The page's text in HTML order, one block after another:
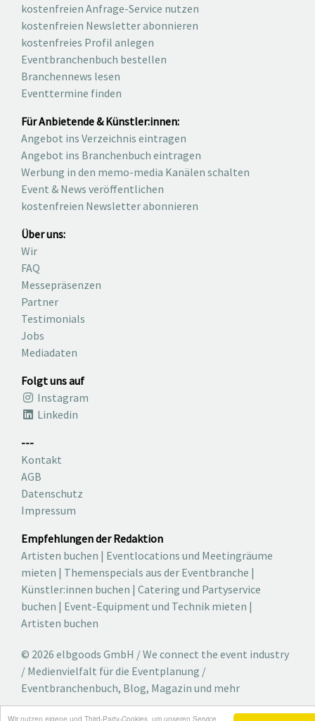
Wir nutzen eigene und Third-Party-Cookies, um unseren Service
kostenfreien Anfrage-Service nutzen
kostenfreien Newsletter abonnieren
kostenfreies Profil anlegen
Eventbranchenbuch bestellen
Branchennews lesen
Eventtermine finden
Für Anbietende & Künstler:innen:
Angebot ins Verzeichnis eintragen
Angebot ins Branchenbuch eintragen
Werbung in den memo-media Kanälen schalten
Event & News veröffentlichen
kostenfreien Newsletter abonnieren
Über uns:
Wir
FAQ
Messepräsenzen
Partner
Testimonials
Jobs
Mediadaten
Folgt uns auf
Instagram
Linkedin
---
Kontakt
AGB
Datenschutz
Impressum
Empfehlungen der Redaktion
Artisten buchen | Eventlocations und Meetingräume
mieten | Themenspecials aus der Eventbranche |
Künstler:innen buchen | Catering und Partyservice
buchen | Event-Equipment und Technik mieten |
Artisten buchen
© 2026 elbgoods GmbH / We connect the event industry
/ Medienvielfalt für die Eventplanung /
Eventbranchenbuch, Blog, Magazin und mehr